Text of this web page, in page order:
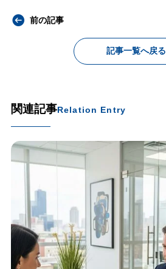
前の記事
記事一覧へ戻る
関連記事Relation Entry